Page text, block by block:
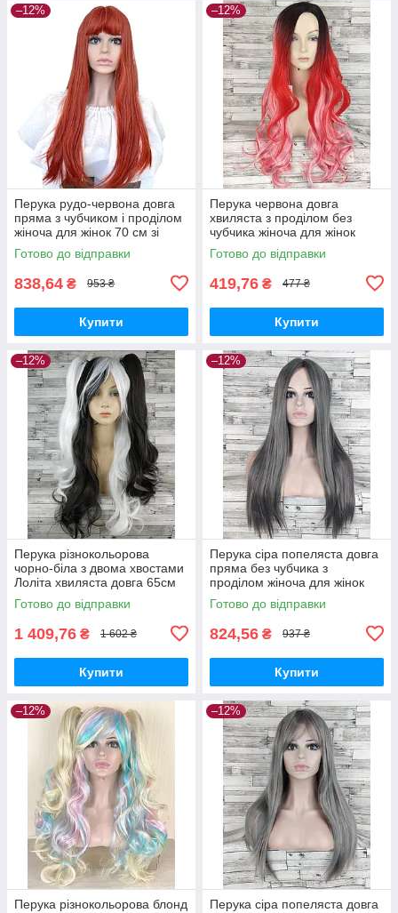
–12%
Перука рудо-червона довга
пряма з чубчиком і проділом
жіноча для жінок 70 см зі
штучного волосся
Готово до відправки
838,64 ₴ 953 ₴
Купити
–12%
Перука червона довга
хвиляста з проділом без
чубчика жіноча для жінок
80см зі штучного волосся з
темним
Готово до відправки
419,76 ₴ 477 ₴
Купити
–12%
Перука різнокольорова
чорно-біла з двома хвостами
Лоліта хвиляста довга 65см
жіноча штучна з довгим
чубчиком
Готово до відправки
1 409,76 ₴ 1 602 ₴
Купити
–12%
Перука сіра попеляста довга
пряма без чубчика з
проділом жіноча для жінок
70см зі штучного волосся
Готово до відправки
824,56 ₴ 937 ₴
Купити
–12%
Перука різнокольорова блонд
–12%
Перука сіра попеляста довга